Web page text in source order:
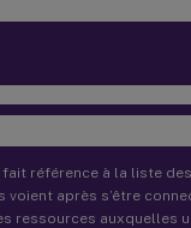
fait référence à la liste
voient après s’être
ressources auxquelles